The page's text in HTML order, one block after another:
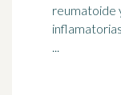
reumatoide
...